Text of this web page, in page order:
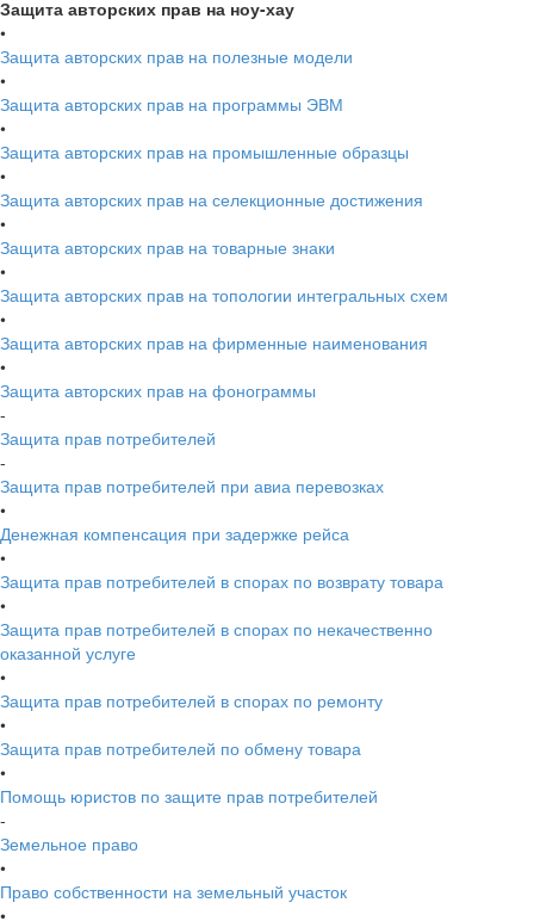
Защита авторских прав на ноу-хау
•
Защита авторских прав на полезные модели
•
Защита авторских прав на программы ЭВМ
•
Защита авторских прав на промышленные образцы
•
Защита авторских прав на селекционные достижения
•
Защита авторских прав на товарные знаки
•
Защита авторских прав на топологии интегральных схем
•
Защита авторских прав на фирменные наименования
•
Защита авторских прав на фонограммы
-
Защита прав потребителей
-
Защита прав потребителей при авиа перевозках
•
Денежная компенсация при задержке рейса
•
Защита прав потребителей в спорах по возврату товара
•
Защита прав потребителей в спорах по некачественно
оказанной услуге
•
Защита прав потребителей в спорах по ремонту
•
Защита прав потребителей по обмену товара
•
Помощь юристов по защите прав потребителей
-
Земельное право
•
Право собственности на земельный участок
•